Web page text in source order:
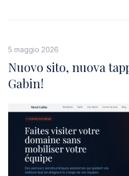
5 maggio 2026
Nuovo sito, nuova
Gabin!